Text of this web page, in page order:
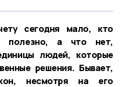
сегодня мало, кто
полезно, а что нет,
людей, которые
решения. Бывает,
несмотря на его